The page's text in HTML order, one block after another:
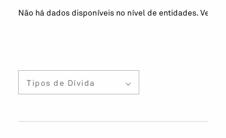
Não há dados disponíveis no nível de entidades. Veja
Tipos de Dívida